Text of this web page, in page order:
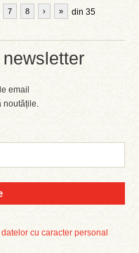
email
noutățile.
cu caracter personal
7 8 din 35
› »